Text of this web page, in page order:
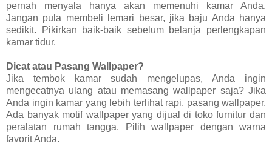
pernah menyala hanya akan memenuhi kamar Anda.
Jangan pula membeli lemari besar, jika baju Anda hanya
sedikit. Pikirkan baik-baik sebelum belanja perlengkapan
kamar tidur.
Dicat atau Pasang Wallpaper?
Jika tembok kamar sudah mengelupas, Anda ingin
mengecatnya ulang atau memasang wallpaper saja? Jika
Anda ingin kamar yang lebih terlihat rapi, pasang wallpaper.
Ada banyak motif wallpaper yang dijual di toko furnitur dan
peralatan rumah tangga. Pilih wallpaper dengan warna
favorit Anda.